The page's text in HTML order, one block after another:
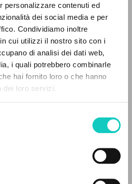
personalizzare contenuti ed
dei social media e per
Condividiamo inoltre
cui utilizzi il nostro sito con i
di analisi dei dati web,
i quali potrebbero combinarle
hai fornito loro o che hanno
dei loro servizi.
FOUND
MORE RESULTS